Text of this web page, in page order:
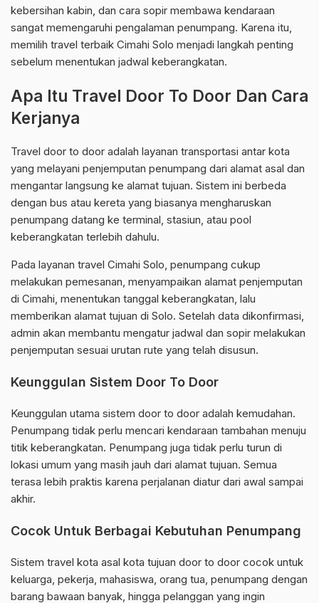
kebersihan kabin, dan cara sopir membawa kendaraan
sangat memengaruhi pengalaman penumpang. Karena itu,
memilih travel terbaik Cimahi Solo menjadi langkah penting
sebelum menentukan jadwal keberangkatan.
Apa Itu Travel Door To Door Dan Cara
Kerjanya
Travel door to door adalah layanan transportasi antar kota
yang melayani penjemputan penumpang dari alamat asal dan
mengantar langsung ke alamat tujuan. Sistem ini berbeda
dengan bus atau kereta yang biasanya mengharuskan
penumpang datang ke terminal, stasiun, atau pool
keberangkatan terlebih dahulu.
Pada layanan travel Cimahi Solo, penumpang cukup
melakukan pemesanan, menyampaikan alamat penjemputan
di Cimahi, menentukan tanggal keberangkatan, lalu
memberikan alamat tujuan di Solo. Setelah data dikonfirmasi,
admin akan membantu mengatur jadwal dan sopir melakukan
penjemputan sesuai urutan rute yang telah disusun.
Keunggulan Sistem Door To Door
Keunggulan utama sistem door to door adalah kemudahan.
Penumpang tidak perlu mencari kendaraan tambahan menuju
titik keberangkatan. Penumpang juga tidak perlu turun di
lokasi umum yang masih jauh dari alamat tujuan. Semua
terasa lebih praktis karena perjalanan diatur dari awal sampai
akhir.
Cocok Untuk Berbagai Kebutuhan Penumpang
Sistem travel kota asal kota tujuan door to door cocok untuk
keluarga, pekerja, mahasiswa, orang tua, penumpang dengan
barang bawaan banyak, hingga pelanggan yang ingin